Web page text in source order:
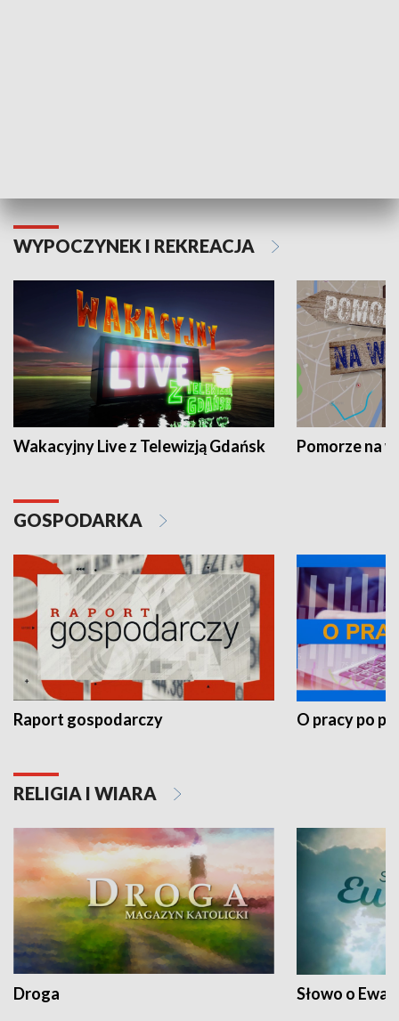
WYPOCZYNEK I REKREACJA
Wakacyjny Live z Telewizją Gdańsk Pomorze na
GOSPODARKA
Raport gospodarczy O pracy po
RELIGIA I WIARA
Droga Słowo o